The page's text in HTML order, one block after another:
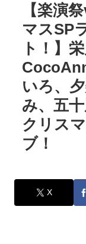
【楽演
マスSP
ト！】
いろ、
み、五
クリス
ブ！
X